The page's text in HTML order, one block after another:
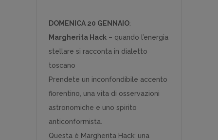
DOMENICA 20 GENNAIO:
Margherita Hack – quando l’energia
stellare si racconta in dialetto
toscano
Prendete un inconfondibile accento
fiorentino, una vita di osservazioni
astronomiche e uno spirito
anticonformista.
Questa è Margherita Hack: una